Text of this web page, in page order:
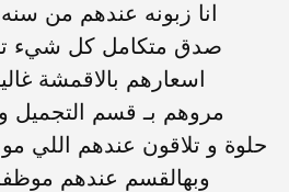
انا زبونه عندهم من
صدق متكامل كل شيء
اسعارهم بالاقمشة
مروهم بـ قسم التجميل
حلوة و تلاقون عندهم اللي مو
وبهالقسم عندهم